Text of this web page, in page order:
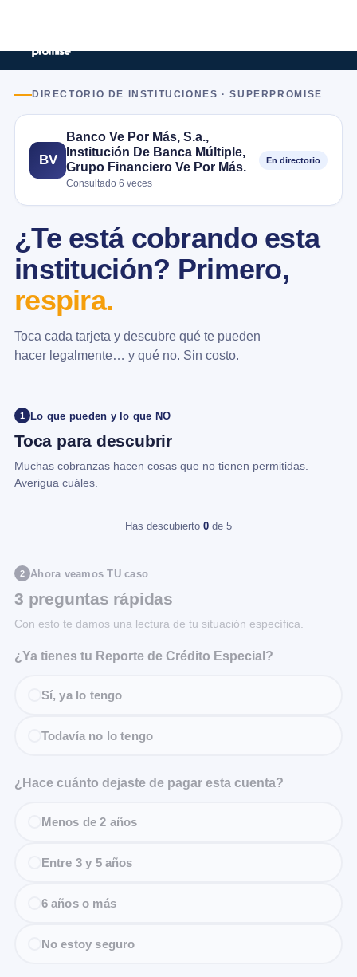
DIRECTORIO DE INSTITUCIONES · SUPERPROMISE
BV
Banco Ve Por Más, S.a.,
Institución De Banca Múltiple,
Grupo Financiero Ve Por Más.
Consultado 6 veces
En directorio
¿Te está cobrando esta
institución? Primero,
respira.
Toca cada tarjeta y descubre qué te pueden
hacer legalmente… y qué no. Sin costo.
1 Lo que pueden y lo que NO
Toca para descubrir
Muchas cobranzas hacen cosas que no tienen permitidas.
Averigua cuáles.
Has descubierto 0 de 5
2 Ahora veamos TU caso
3 preguntas rápidas
Con esto te damos una lectura de tu situación específica.
¿Ya tienes tu Reporte de Crédito Especial?
Sí, ya lo tengo
Todavía no lo tengo
¿Hace cuánto dejaste de pagar esta cuenta?
Menos de 2 años
Entre 3 y 5 años
6 años o más
No estoy seguro